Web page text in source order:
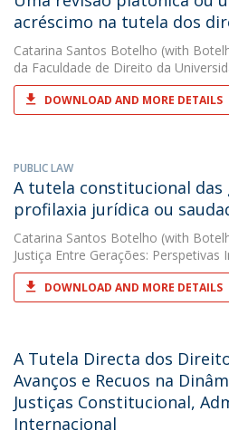
acréscimo na tutela dos
Catarina Santos Botelho (with
da Faculdade de Direito da
DOWNLOAD AND MORE DETAILS
PUBLIC LAW
A tutela constitucional das
profilaxia jurídica ou
Catarina Santos Botelho (with
Justiça Entre Gerações: Perspetivas
DOWNLOAD AND MORE DETAILS
A Tutela Directa dos
Avanços e Recuos na
Justiças Constitucional,
Internacional